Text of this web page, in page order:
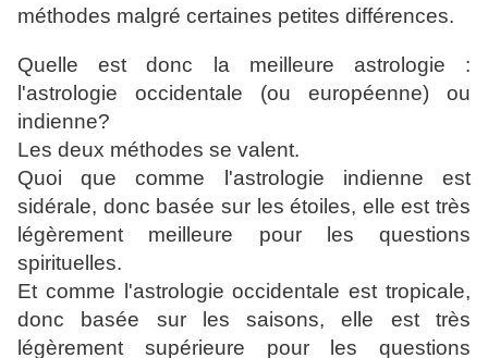
méthodes malgré certaines petites différences.
Quelle est donc la meilleure astrologie :
l'astrologie occidentale (ou européenne) ou
indienne?
Les deux méthodes se valent.
Quoi que comme l'astrologie indienne est
sidérale, donc basée sur les étoiles, elle est très
légèrement meilleure pour les questions
spirituelles.
Et comme l'astrologie occidentale est tropicale,
donc basée sur les saisons, elle est très
légèrement supérieure pour les questions